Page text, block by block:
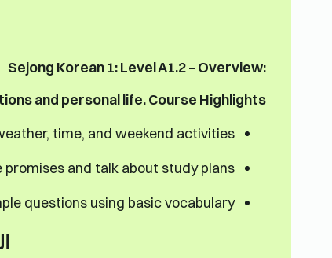
Sejong Korean 1: Level A1.2 – Overview:
and personal life. Course Highlights:
time, and weekend activities.
promises and talk about study plans.
questions using basic vocabulary.